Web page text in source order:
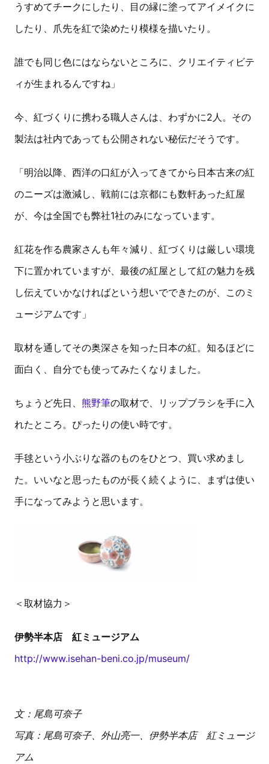
うすめてチークにしたり、目の縁に塗ってアイメイクに
したり、爪先を紅で染めたり模様を描いたり。
誰でも同じ色にはならないところに、クリエイティビテ
ィが生まれるんですね」
今、紅づくりに携わる職人さんは、わずかに2人。その
製法は社内であっても公開されない秘伝だそうです。
「明治以降、西洋の口紅が入ってきてから日本古来の紅
のニーズは激減し、戦前には京都にも数軒あった紅屋
が、今は全国でも弊社1社のみになっています。
紅花を作る農家さんも年々減り、紅づくりは厳しい環境
下に置かれていますが、最後の紅屋として紅の魅力を残
し伝えていかなければという想いでできたのが、このミ
ュージアムです」
取材を通してその奥深さを知った日本の紅。知るほどに
面白く、自分でも使ってみたくなりました。
ちょうど先日、 熊野筆の取材で、リップブラシを手に入
れたところ。ぴったりの使い時です。
手毬という小ぶりな器のものをひとつ、買い求めまし
た。いいなと思ったものが長く続くように、まずは使い
手になってみようと思います。
＜取材協力＞
伊勢半本店 紅ミュージアム
http://www.isehan-beni.co.jp/museum/
文：尾島可奈子
写真：尾島可奈子、外山亮一、伊勢半本店 紅ミュージ
アム